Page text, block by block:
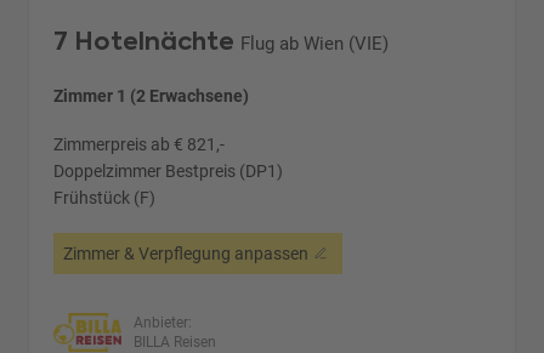
7 Hotelnächte Flug ab Wien (VIE)
Zimmer 1 (2 Erwachsene)
Zimmerpreis ab € 821,-
Doppelzimmer Bestpreis (DP1)
Frühstück (F)
Zimmer & Verpflegung anpassen
Anbieter:
BILLA Reisen